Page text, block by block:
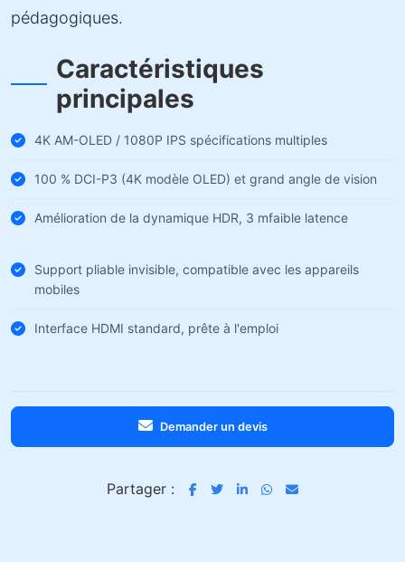
pédagogiques.
Caractéristiques
principales
4K AM-OLED / 1080P IPS spécifications multiples
100 % DCI-P3 (4K modèle OLED) et grand angle de vision
Amélioration de la dynamique HDR, 3 mfaible latence
Support pliable invisible, compatible avec les appareils
mobiles
Interface HDMI standard, prête à l'emploi
Demander un devis
Partager :